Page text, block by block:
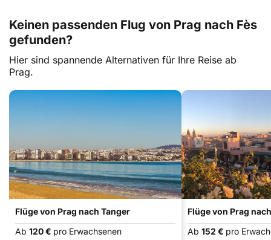
Keinen passenden Flug von Prag nach Fès
gefunden?
Hier sind spannende Alternativen für Ihre Reise ab
Prag.
Flüge von Prag nach Tanger
Ab 120 € pro Erwachsenen
Flüge von Prag
Ab 152 € pro